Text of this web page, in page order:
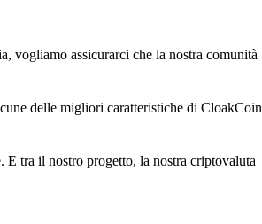
vogliamo assicurarci che la nostra comunità
delle migliori caratteristiche di CloakCoin
tra il nostro progetto, la nostra criptovaluta